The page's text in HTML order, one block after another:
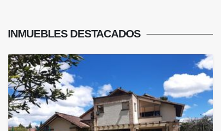
INMUEBLES DESTACADOS